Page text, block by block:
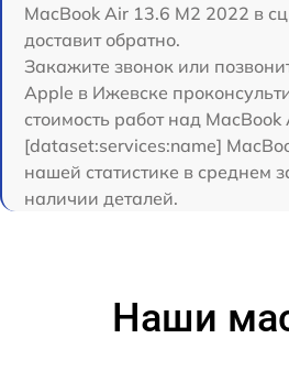
MacBook Air 13.6 M2 2022 в
доставит обратно.
Закажите звонок или
Apple в Ижевске
стоимость работ над
[dataset:services:name]
нашей статистике в среднем
наличии деталей.
Наши